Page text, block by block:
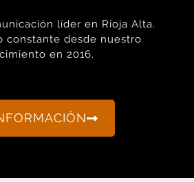
líder en Rioja Alta.
constante desde nuestro
en 2016.